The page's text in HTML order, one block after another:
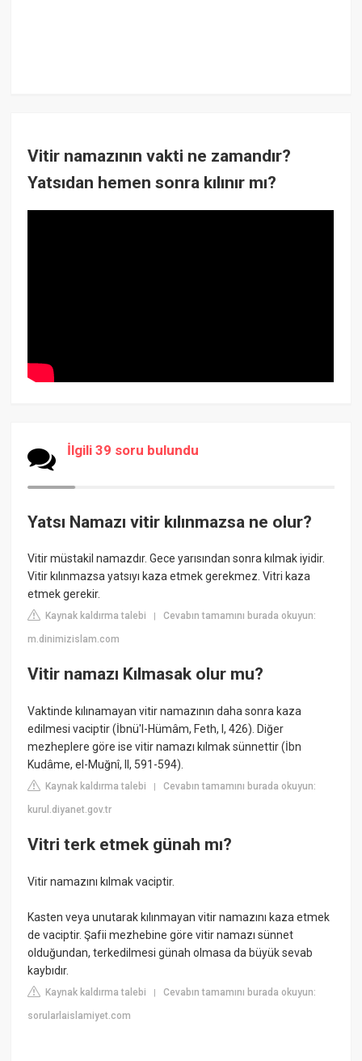
Vitir namazının vakti ne zamandır?
Yatsıdan hemen sonra kılınır mı?
İlgili 39 soru bulundu
Yatsı Namazı vitir kılınmazsa ne olur?
Vitir müstakil namazdır. Gece yarısından sonra kılmak iyidir.
Vitir kılınmazsa yatsıyı kaza etmek gerekmez. Vitri kaza
etmek gerekir.
Kaynak kaldırma talebi |Cevabın tamamını burada okuyun:
m.dinimizislam.com
Vitir namazı Kılmasak olur mu?
Vaktinde kılınamayan vitir namazının daha sonra kaza
edilmesi vaciptir (İbnü'l-Hümâm, Feth, I, 426). Diğer
mezheplere göre ise vitir namazı kılmak sünnettir (İbn
Kudâme, el-Muğnî, II, 591-594).
Kaynak kaldırma talebi |Cevabın tamamını burada okuyun:
kurul.diyanet.gov.tr
Vitri terk etmek günah mı?
Vitir namazını kılmak vaciptir.
Kasten veya unutarak kılınmayan vitir namazını kaza etmek
de vaciptir. Şafii mezhebine göre vitir namazı sünnet
olduğundan, terkedilmesi günah olmasa da büyük sevab
kaybıdır.
Kaynak kaldırma talebi |Cevabın tamamını burada okuyun:
sorularlaislamiyet.com